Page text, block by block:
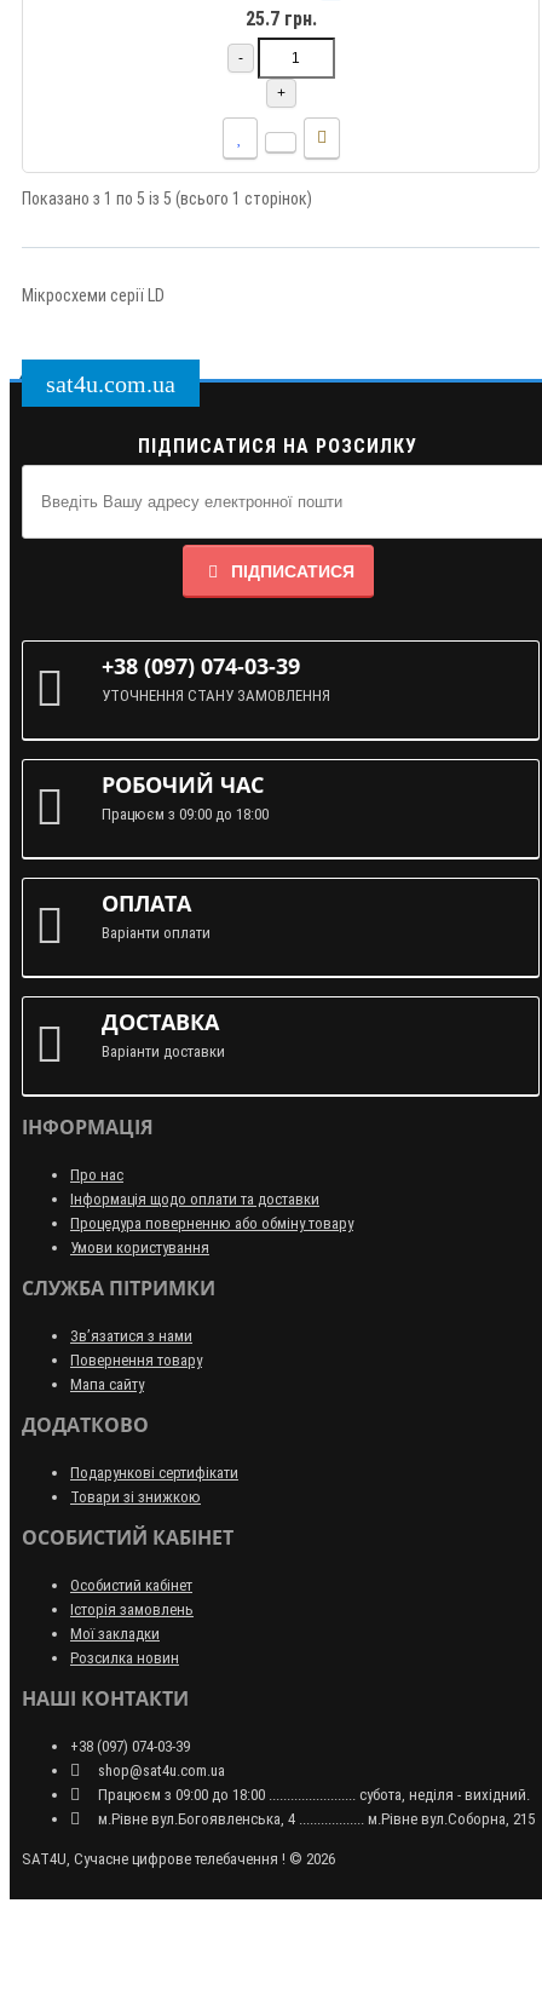
25.7 грн.
-
+
Показано з 1 по 5 із 5 (всього 1 сторінок)
Мікросхеми серії LD
sat4u.com.ua
ПІДПИСАТИСЯ НА РОЗСИЛКУ
ПІДПИСАТИСЯ
+38 (097) 074-03-39
УТОЧНЕННЯ СТАНУ ЗАМОВЛЕННЯ
РОБОЧИЙ ЧАС
Працюєм з 09:00 до 18:00
ОПЛАТА
Варіанти оплати
ДОСТАВКА
Варіанти доставки
ІНФОРМАЦІЯ
Про нас
Інформація щодо оплати та доставки
Процедура поверненню або обміну товару
Умови користування
СЛУЖБА ПІТРИМКИ
Зв’язатися з нами
Повернення товару
Мапа сайту
ДОДАТКОВО
Подарункові сертифікати
Товари зі знижкою
ОСОБИСТИЙ КАБІНЕТ
Особистий кабінет
Історія замовлень
Мої закладки
Розсилка новин
НАШІ КОНТАКТИ
+38 (097) 074-03-39
shop@sat4u.com.ua
Працюєм з 09:00 до 18:00 ........................ субота, неділя - вихідний.
м.Рівне вул.Богоявленська, 4 .................. м.Рівне вул.Соборна, 215
SAT4U, Сучасне цифрове телебачення ! © 2026